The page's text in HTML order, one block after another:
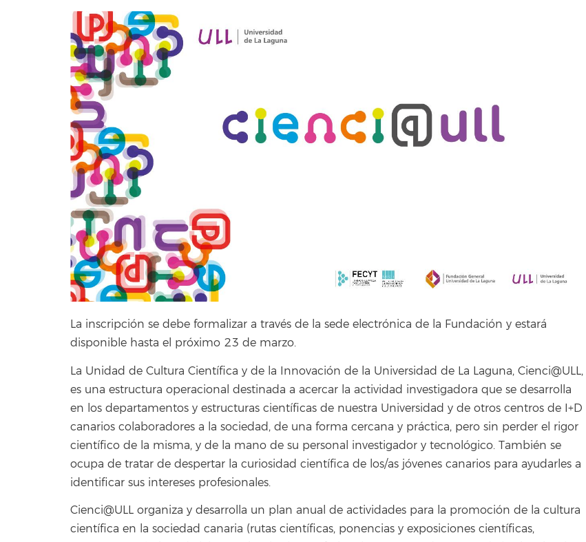
La inscripción se debe formalizar a través de la sede electrónica de la Fundación y estará
disponible hasta el próximo 23 de marzo.
La Unidad de Cultura Científica y de la Innovación de la Universidad de La Laguna, Cienci@ULL,
es una estructura operacional destinada a acercar la actividad investigadora que se desarrolla
en los departamentos y estructuras científicas de nuestra Universidad y de otros centros de I+D
canarios colaboradores a la sociedad, de una forma cercana y práctica, pero sin perder el rigor
científico de la misma, y de la mano de su personal investigador y tecnológico. También se
ocupa de tratar de despertar la curiosidad científica de los/as jóvenes canarios para ayudarles a
identificar sus intereses profesionales.
Cienci@ULL organiza y desarrolla un plan anual de actividades para la promoción de la cultura
científica en la sociedad canaria (rutas científicas, ponencias y exposiciones científicas,